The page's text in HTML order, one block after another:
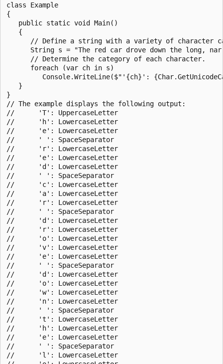
class Example
{
   public static void Main()
   {
// Define a string with a variety of character
String s = "The red car drove down the long,
      // Determine the category of each character.
      foreach (var ch in s)
Console.WriteLine($"'{ch}':
   }
}
// The example displays the following output:
//      'T': UppercaseLetter
//      'h': LowercaseLetter
//      'e': LowercaseLetter
//      ' ': SpaceSeparator
//      'r': LowercaseLetter
//      'e': LowercaseLetter
//      'd': LowercaseLetter
//      ' ': SpaceSeparator
//      'c': LowercaseLetter
//      'a': LowercaseLetter
//      'r': LowercaseLetter
//      ' ': SpaceSeparator
//      'd': LowercaseLetter
//      'r': LowercaseLetter
//      'o': LowercaseLetter
//      'v': LowercaseLetter
//      'e': LowercaseLetter
//      ' ': SpaceSeparator
//      'd': LowercaseLetter
//      'o': LowercaseLetter
//      'w': LowercaseLetter
//      'n': LowercaseLetter
//      ' ': SpaceSeparator
//      't': LowercaseLetter
//      'h': LowercaseLetter
//      'e': LowercaseLetter
//      ' ': SpaceSeparator
//      'l': LowercaseLetter